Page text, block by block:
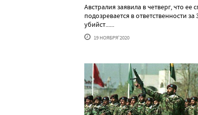
Австралия заявила в четверг, что ее
подозревается в ответственности
убийст......
19 НОЯБРЯ'2020